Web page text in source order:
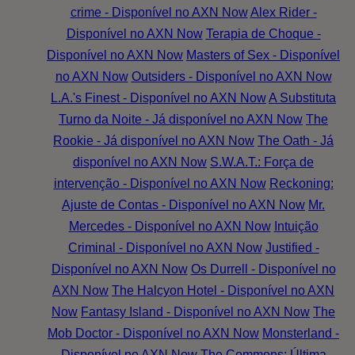
crime - Disponível no AXN Now Alex Rider -
Disponível no AXN Now Terapia de Choque -
Disponível no AXN Now Masters of Sex - Disponível
no AXN Now Outsiders - Disponível no AXN Now
L.A.'s Finest - Disponível no AXN NowA Substituta
Turno da Noite - Já disponível no AXN Now The
Rookie - Já disponível no AXN Now The Oath - Já
disponível no AXN Now S.W.A.T.: Força de
intervenção - Disponível no AXN Now Reckoning:
Ajuste de Contas - Disponível no AXN Now Mr.
Mercedes - Disponível no AXN Now Intuição
Criminal - Disponível no AXN Now Justified -
Disponível no AXN Now Os Durrell - Disponível no
AXN Now The Halcyon Hotel - Disponível no AXN
Now Fantasy Island - Disponível no AXN Now The
Mob Doctor - Disponível no AXN Now Monsterland -